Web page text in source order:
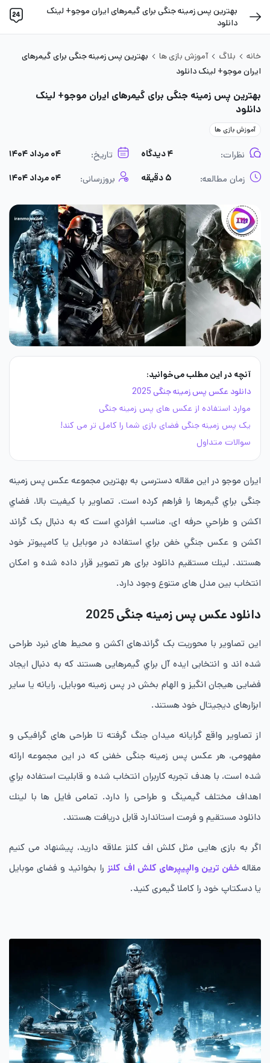
بهترین پس زمینه جنگی برای گیمرهای ایران موجو+ لینک
دانلود
خانه بلاگ آموزش بازی ها
بهترین پس زمینه جنگی برای گیمرهای
ایران موجو+ لینک دانلود
بهترین پس زمینه جنگی برای گیمرهای ایران موجو+ لینک
دانلود
آموزش بازی ها
نظرات: ۴ دیدگاه تاریخ: ۰۴ مرداد ۱۴۰۴
زمان مطالعه: ۵ دقیقه بروزرسانی: ۰۴ مرداد ۱۴۰۴
آنچه در این مطلب می‌خوانید:
دانلود عکس پس زمینه جنگی 2025
موارد استفاده از عکس های پس زمینه جنگی
یک پس زمینه جنگی فضای بازی شما را کامل تر می کند!
سوالات متداول
ايران موجو در این مقاله دسترسی به بهترين مجموعه عکس پس زمینه
جنگی براي گيمرها را فراهم کرده است. تصاوير با كيفيت بالا، فضاي
اكشن و طراحي حرفه ای، مناسب افرادي است كه به دنبال بک گراند
اكشن و عکس جنگي خفن براي استفاده در موبايل يا كامپيوتر خود
هستند. لينك مستقيم دانلود برای هر تصوير قرار داده شده و امكان
انتخاب بين مدل های متنوع وجود دارد.
دانلود عکس پس زمینه جنگی 2025
اين تصاوير با محوريت بک گراندهای اكشن و محيط های نبرد طراحی
شده اند و انتخابی ايده آل براي گيمرهايی هستند كه به دنبال ايجاد
فضايی هيجان انگيز و الهام بخش در پس زمينه موبايل، رايانه يا ساير
ابزارهای ديجيتال خود هستند.
از تصاوير واقع گرايانه ميدان جنگ گرفته تا طراحی های گرافيكی و
مفهومی، هر عکس پس زمینه جنگی خفنی كه در اين مجموعه ارائه
شده است، با هدف تجربه كاربران انتخاب شده و قابليت استفاده براي
اهداف مختلف گيمينگ و طراحی را دارد. تمامی فايل ها با لينك
دانلود مستقيم و فرمت استاندارد قابل دريافت هستند.
اگر به بازی هایی مثل کلش اف کلنز علاقه دارید، پیشنهاد می کنیم
مقالهخفن ترین والپیپرهای کلش اف کلنز را بخوانید و فضای موبایل
یا دسکتاپ‌ خود را کاملا گیمری کنید.